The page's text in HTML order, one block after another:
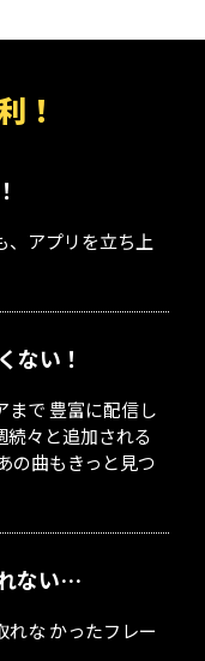
！
、アプリを立ち上
ない！
まで 豊富に配信し
続々と追加される
の曲もきっと見つ
ない…
な かったフレー